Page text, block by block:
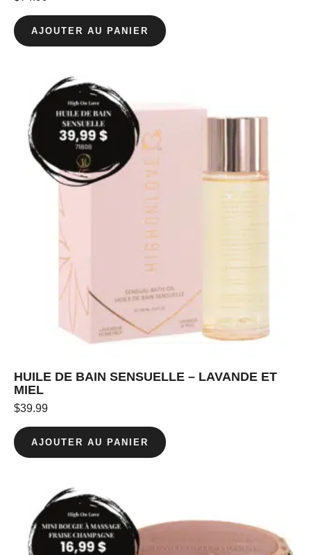
AJOUTER AU PANIER
HUILE DE BAIN SENSUELLE – LAVANDE ET
MIEL
$39.99
AJOUTER AU PANIER